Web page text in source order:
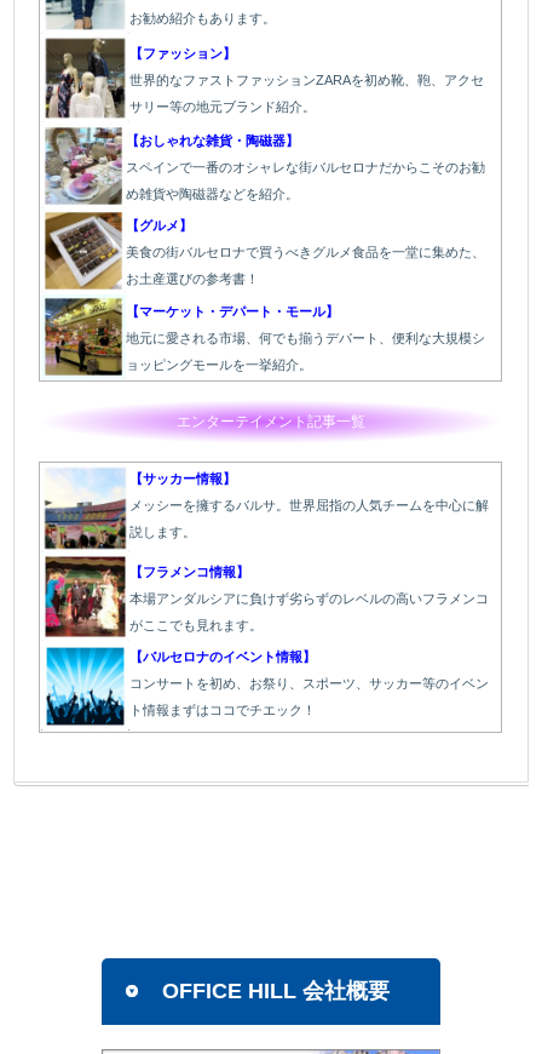
お勧め紹介もあります。
【ファッション】
世界的なファストファッションZARAを初め靴、鞄、アクセ
サリー等の地元ブランド紹介。
【おしゃれな雑貨・陶磁器】
スペインで一番のオシャレな街バルセロナだからこそのお勧
め雑貨や陶磁器などを紹介。
【グルメ】
美食の街バルセロナで買うべきグルメ食品を一堂に集めた、
お土産選びの参考書！
【マーケット・デパート・モール】
地元に愛される市場、何でも揃うデパート、便利な大規模シ
ョッピングモールを一挙紹介。
エンターテイメント記事一覧
【サッカー情報】
メッシーを擁するバルサ。世界屈指の人気チームを中心に解
説します。
【フラメンコ情報】
本場アンダルシアに負けず劣らずのレベルの高いフラメンコ
がここでも見れます。
【バルセロナのイベント情報】
コンサートを初め、お祭り、スポーツ、サッカー等のイベン
ト情報まずはココでチエック！
OFFICE HILL 会社概要